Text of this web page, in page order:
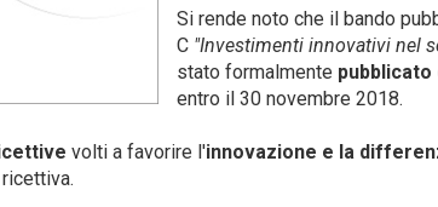
Si rende noto che il bando
C "Investimenti innovativi nel
stato formalmente pubblicato
entro il 30 novembre 2018.
volti a favorire l'innovazione e la